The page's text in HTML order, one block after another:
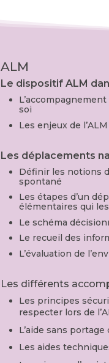
ALM
Le dispositif ALM
soi
Les enjeux de l’ALM
Les déplacements
Définir les notions
spontané
Les étapes d’un
élémentaires qui
Le schéma
Le recueil des
L’évaluation de
Les différents
Les principes
respecter lors de
L’aide sans
Les aides